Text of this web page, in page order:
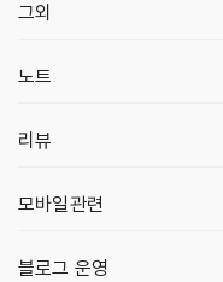
그외
노트
리뷰
모바일관련
블로그 운영